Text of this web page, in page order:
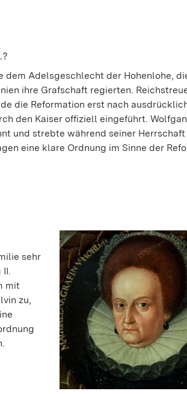
dem Adelsgeschlecht der Hohenlohe,
ihre Grafschaft regierten.
die Reformation erst nach
den Kaiser offiziell eingeführt.
und strebte während seiner Herrschaft
eine klare Ordnung im Sinne der
sehr
II.
mit
zu,